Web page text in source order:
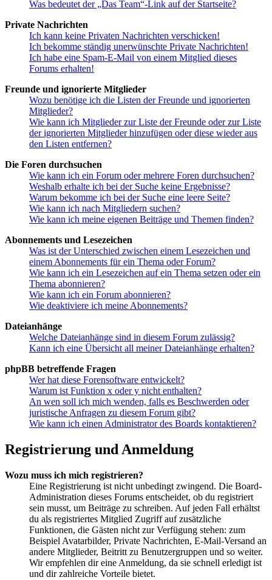
Was bedeutet der „Das Team“-Link auf der Startseite?
Private Nachrichten
Ich kann keine Privaten Nachrichten verschicken!
Ich bekomme ständig unerwünschte Private Nachrichten!
Ich habe eine Spam-E-Mail von einem Mitglied dieses
Forums erhalten!
Freunde und ignorierte Mitglieder
Wozu benötige ich die Listen der Freunde und ignorierten
Mitglieder?
Wie kann ich Mitglieder zur Liste der Freunde oder zur Liste
der ignorierten Mitglieder hinzufügen oder diese wieder aus
den Listen entfernen?
Die Foren durchsuchen
Wie kann ich ein Forum oder mehrere Foren durchsuchen?
Weshalb erhalte ich bei der Suche keine Ergebnisse?
Warum bekomme ich bei der Suche eine leere Seite?
Wie kann ich nach Mitgliedern suchen?
Wie kann ich meine eigenen Beiträge und Themen finden?
Abonnements und Lesezeichen
Was ist der Unterschied zwischen einem Lesezeichen und
einem Abonnements für ein Thema oder Forum?
Wie kann ich ein Lesezeichen auf ein Thema setzen oder ein
Thema abonnieren?
Wie kann ich ein Forum abonnieren?
Wie deaktiviere ich meine Abonnements?
Dateianhänge
Welche Dateianhänge sind in diesem Forum zulässig?
Kann ich eine Übersicht all meiner Dateianhänge erhalten?
phpBB betreffende Fragen
Wer hat diese Forensoftware entwickelt?
Warum ist Funktion x oder y nicht enthalten?
An wen soll ich mich wenden, falls es Beschwerden oder
juristische Anfragen zu diesem Forum gibt?
Wie kann ich einen Administrator des Boards kontaktieren?
Registrierung und Anmeldung
Wozu muss ich mich registrieren?
Eine Registrierung ist nicht unbedingt zwingend. Die Board-
Administration dieses Forums entscheidet, ob du registriert
sein musst, um Beiträge zu schreiben. Auf jeden Fall erhältst
du als registriertes Mitglied Zugriff auf zusätzliche
Funktionen, die Gästen nicht zur Verfügung stehen: zum
Beispiel Avatarbilder, Private Nachrichten, E-Mail-Versand an
andere Mitglieder, Beitritt zu Benutzergruppen und so weiter.
Wir empfehlen dir eine Anmeldung, da sie schnell erledigt ist
und dir zahlreiche Vorteile bietet.